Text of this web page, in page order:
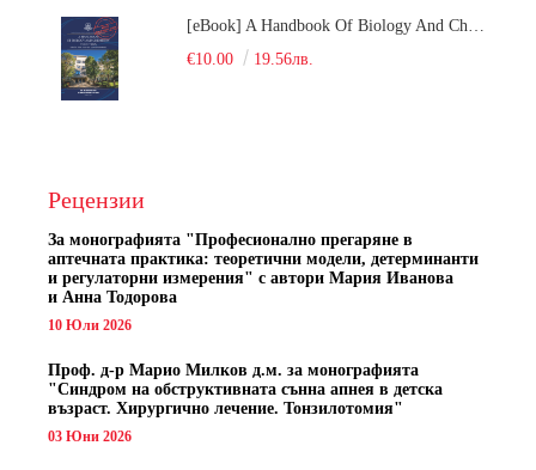
€10.00
19.56лв.
Рецензии
За монографията "Професионално прегаряне в
аптечната практика: теоретични модели, детерминанти
и регулаторни измерения" с автори Мария Иванова
и Анна Тодорова
10 Юли 2026
Проф. д-р Марио Милков д.м. за монографията
"Синдром на обструктивната сънна апнея в детска
възраст. Хирургично лечение. Тонзилотомия"
03 Юни 2026